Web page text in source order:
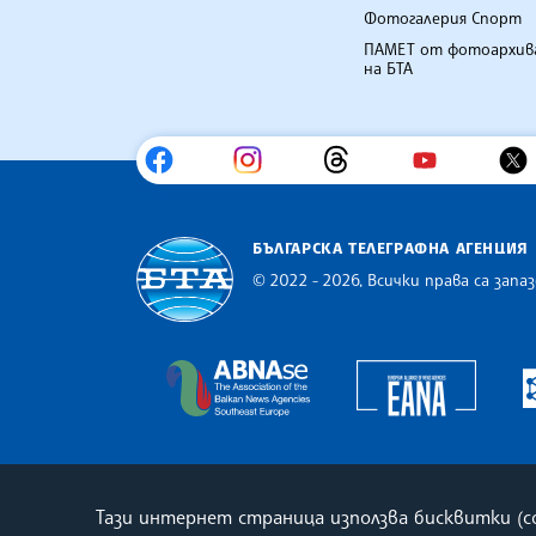
Фотогалерия Спорт
ПАМЕТ от
на БТА
БЪЛГАРСКА ТЕЛЕГРАФНА АГЕНЦИЯ
© 2022 - 2026, Всички права са
The Assocoation of the
Тази интернет страница използва бисквитки